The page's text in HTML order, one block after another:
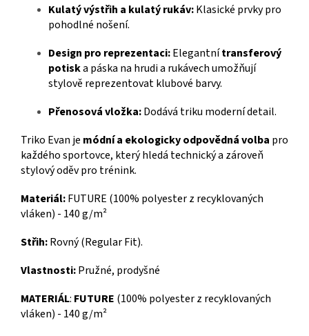
Kulatý výstřih a kulatý rukáv:Klasické prvky pro
pohodlné nošení.
Design pro reprezentaci:Elegantnítransferový
potiska páska na hrudi a rukávech umožňují
stylově reprezentovat klubové barvy.
Přenosová vložka:Dodává triku moderní detail.
Triko Evan je módní a ekologicky odpovědná volba pro
každého sportovce, který hledá technický a zároveň
stylový oděv pro trénink.
Materiál:FUTURE (100% polyester z recyklovaných
vláken) - 140 g/m²
Střih:Rovný (Regular Fit).
Vlastnosti:Pružné, prodyšné
MATERIÁL: FUTURE (100% polyester z recyklovaných
vláken) - 140 g/m²